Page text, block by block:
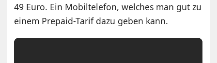
49 Euro. Ein Mobiltelefon, welches man gut zu
einem Prepaid-Tarif dazu geben kann.